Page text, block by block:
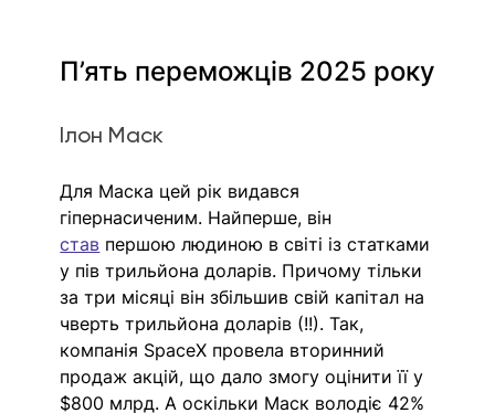
П’ять переможців 2025 року
Ілон Маск
Для Маска цей рік видався
гіпернасиченим. Найперше, він
став першою людиною в світі із статками
у пів трильйона доларів. Причому тільки
за три місяці він збільшив свій капітал на
чверть трильйона доларів (!!). Так,
компанія SpaceX провела вторинний
продаж акцій, що дало змогу оцінити її у
$800 млрд. А оскільки Маск володіє 42%